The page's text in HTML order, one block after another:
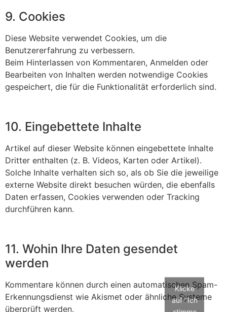
9. Cookies
Diese Website verwendet Cookies, um die
Benutzererfahrung zu verbessern.
Beim Hinterlassen von Kommentaren, Anmelden oder
Bearbeiten von Inhalten werden notwendige Cookies
gespeichert, die für die Funktionalität erforderlich sind.
10. Eingebettete Inhalte
Artikel auf dieser Website können eingebettete Inhalte
Dritter enthalten (z. B. Videos, Karten oder Artikel).
Solche Inhalte verhalten sich so, als ob Sie die jeweilige
externe Website direkt besuchen würden, die ebenfalls
Daten erfassen, Cookies verwenden oder Tracking
durchführen kann.
11. Wohin Ihre Daten gesendet
werden
Kommentare können durch einen automatischen Spam-
Erkennungsdienst wie Akismet oder ähnliche Systeme
überprüft werden.
Klicke
auf "Ich